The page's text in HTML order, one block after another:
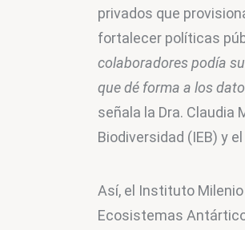
privados que
fortalecer políticas
colaboradores podía
que dé forma a los
señala la Dra.
Biodiversidad (IEB) y
Así, el Instituto
Ecosistemas